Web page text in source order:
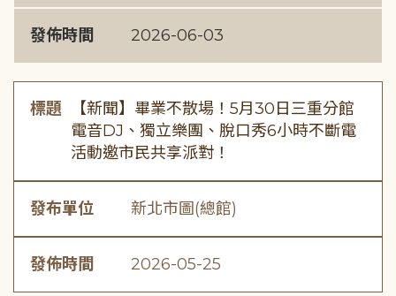
發佈時間 2026-06-03
標題
【新聞】畢業不散場！5月30日三重分館
電音DJ、獨立樂團、脫口秀6小時不斷電
活動邀市民共享派對！
發布單位 新北市圖(總館)
發佈時間 2026-05-25